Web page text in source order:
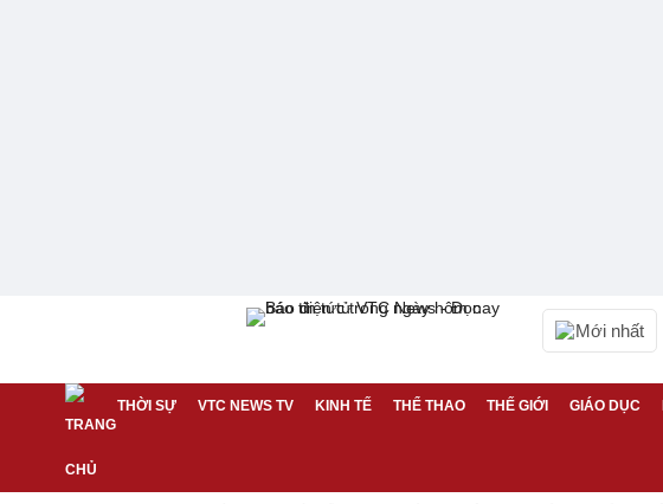
Mới nhất
THỜI SỰ VTC NEWS TV KINH TẾ THỂ THAO THẾ GIỚI GIÁO DỤC